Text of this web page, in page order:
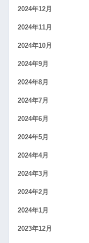
2024年12月
2024年11月
2024年10月
2024年9月
2024年8月
2024年7月
2024年6月
2024年5月
2024年4月
2024年3月
2024年2月
2024年1月
2023年12月